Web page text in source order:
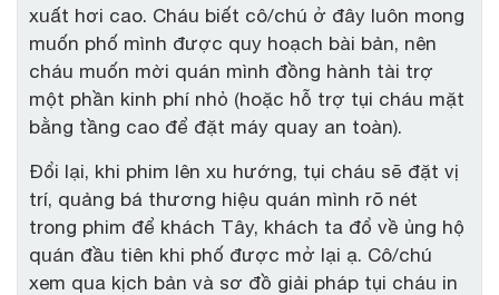
xuất hơi cao. Cháu biết cô/chú ở đây luôn mong
muốn phố mình được quy hoạch bài bản, nên
cháu muốn mời quán mình đồng hành tài trợ
một phần kinh phí nhỏ (hoặc hỗ trợ tụi cháu mặt
bằng tầng cao để đặt máy quay an toàn).
Đổi lại, khi phim lên xu hướng, tụi cháu sẽ đặt vị
trí, quảng bá thương hiệu quán mình rõ nét
trong phim để khách Tây, khách ta đổ về ủng hộ
quán đầu tiên khi phố được mở lại ạ. Cô/chú
xem qua kịch bản và sơ đồ giải pháp tụi cháu in